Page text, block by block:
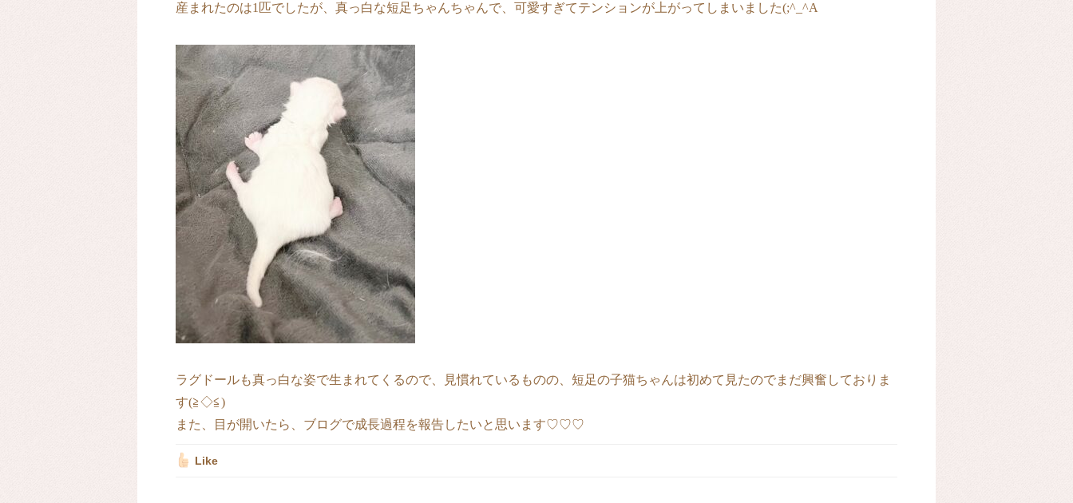
産まれたのは1匹でしたが、真っ白な短足ちゃんちゃんで、可愛すぎてテンションが上がってしまいました(;^_^A
ラグドールも真っ白な姿で生まれてくるので、見慣れているものの、短足の子猫ちゃんは初めて見たのでまだ興奮しておりま
す(≧◇≦)
また、目が開いたら、ブログで成長過程を報告したいと思います♡♡♡
Like